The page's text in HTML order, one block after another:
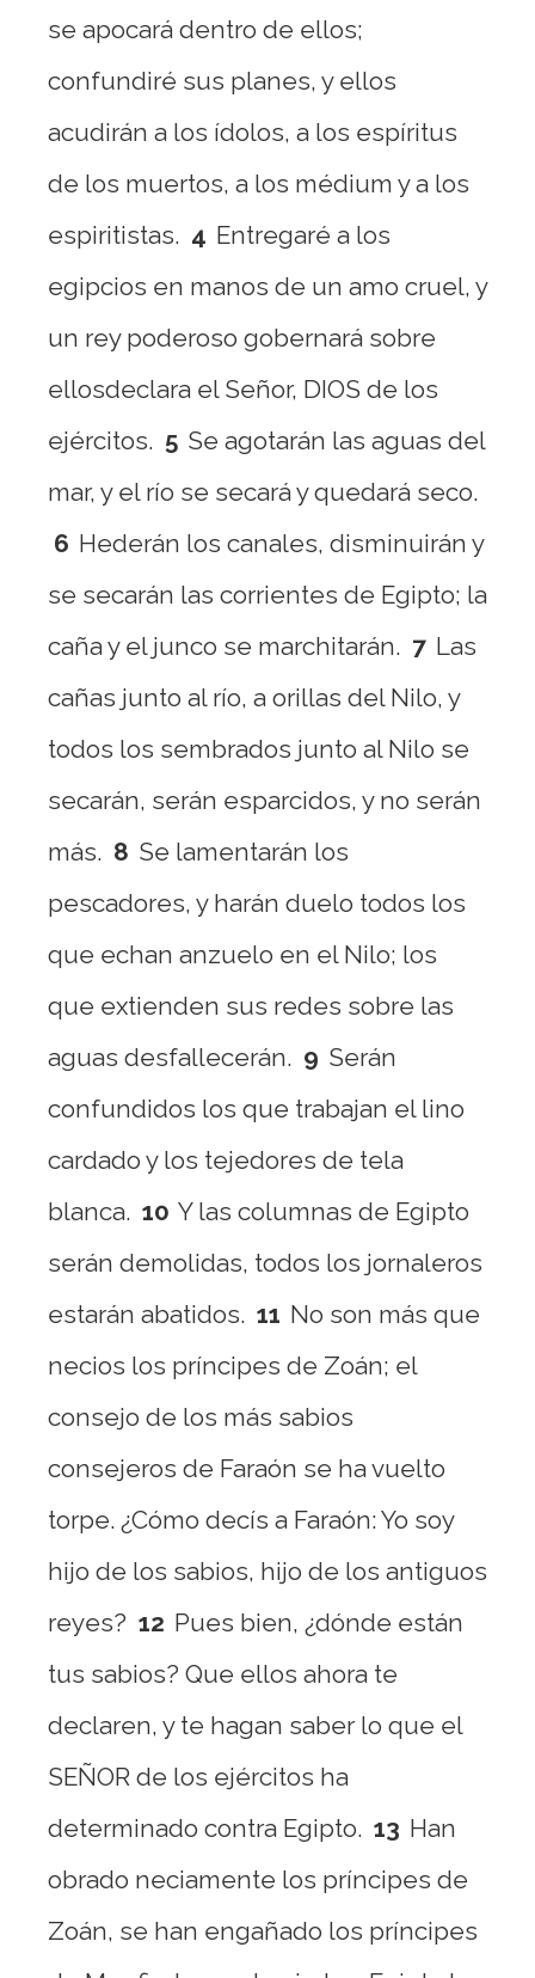
se apocará dentro de ellos;
confundiré sus planes, y ellos
acudirán a los ídolos, a los espíritus
de los muertos, a los médium y a los
espiritistas. 4 Entregaré a los
egipcios en manos de un amo cruel, y
un rey poderoso gobernará sobre
ellosdeclara el Señor, DIOS de los
ejércitos. 5 Se agotarán las aguas del
mar, y el río se secará y quedará seco.
6 Hederán los canales, disminuirán y
se secarán las corrientes de Egipto; la
caña y el junco se marchitarán. 7 Las
cañas junto al río, a orillas del Nilo, y
todos los sembrados junto al Nilo se
secarán, serán esparcidos, y no serán
más. 8 Se lamentarán los
pescadores, y harán duelo todos los
que echan anzuelo en el Nilo; los
que extienden sus redes sobre las
aguas desfallecerán. 9 Serán
confundidos los que trabajan el lino
cardado y los tejedores de tela
blanca. 10 Y las columnas de Egipto
serán demolidas, todos los jornaleros
estarán abatidos. 11 No son más que
necios los príncipes de Zoán; el
consejo de los más sabios
consejeros de Faraón se ha vuelto
torpe. ¿Cómo decís a Faraón: Yo soy
hijo de los sabios, hijo de los antiguos
reyes? 12 Pues bien, ¿dónde están
tus sabios? Que ellos ahora te
declaren, y te hagan saber lo que el
SEÑOR de los ejércitos ha
determinado contra Egipto. 13 Han
obrado neciamente los príncipes de
Zoán, se han engañado los príncipes